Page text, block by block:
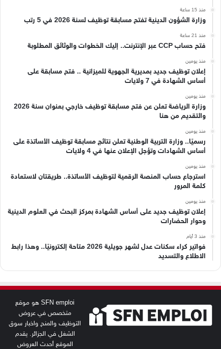
منذ 15 ساعة
وزارة الشؤون الدينية تفتح مسابقة توظيف لسنة 2026 في 5 رتب
منذ 21 ساعة
فتح حساب CCP عبر الإنترنت.. إليك الخطوات والوثائق المطلوبة
منذ يومين
إعلان توظيف جديد بمديرية الجهوية للميزانية .. فتح مسابقة على
أساس الشهادة في 7 ولايات
منذ يومين
وزارة الرياضة تعلن عن فتح مسابقة توظيف خارجي بعنوان سنة 2026
والتقديم من هنا
منذ يومين
رسميًا.. وزارة التربية الوطنية تعلن نتائج مسابقة توظيف الأساتذة على
أساس الشهادات وتؤجل الإعلان عنها في 4 ولايات
منذ يومين
استرجاع حساب المنصة الرقمية لتوظيف الأساتذة.. طريقتان لاستعادة
كلمة المرور
منذ يومين
إعلان توظيف جديد على أساس الشهادة بمركز البحث في العلوم الدينية
وحوار الحضارات
منذ 3 أيام
فواتير كراء سكنات عدل لشهر جويلية 2026 متاحة إلكترونيًا.. وهذا رابط
الاطلاع والتسديد
SFN emploi هو موقع
متخصص في عروض
التوظيف والمنح واخبار سوق
الشغل في الجزائر. يقدم
الموقع أحدث العروض